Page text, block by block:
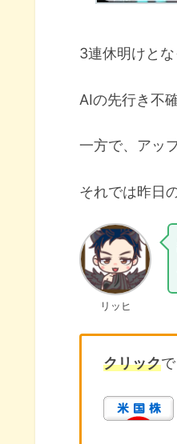
3連休明けと
AIの先行き不
一方で、アッ
それでは昨日
リッヒ
クリック